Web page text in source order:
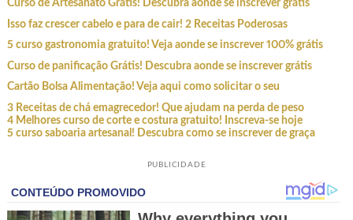
Curso de Artesanato Grátis! Descubra aonde se inscrever grátis
Isso faz crescer cabelo e para de cair! 2 Receitas Poderosas
5 curso gastronomia gratuito! Veja aonde se inscrever 100% grátis
Curso de panificação Grátis! Descubra aonde se inscrever grátis
Cartão Bolsa Alimentação! Veja aqui como solicitar o seu
3 Receitas de chá emagrecedor! Que ajudam na perda de peso
4 Melhores curso de corte e costura gratuito! Inscreva-se hoje
5 curso saboaria artesanal! Descubra como se inscrever de graça
PUBLICIDADE